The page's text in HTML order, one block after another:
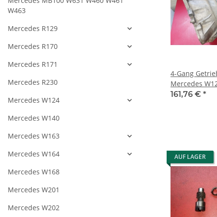
4-Gang
Mercedes
1232601301
161,76 € *
AUF LAGER
W463
Mercedes R129
Mercedes R170
Mercedes R171
Mercedes R230
Mercedes W124
Mercedes W140
Mercedes W163
Mercedes W164
Mercedes W168
Mercedes W201
Mercedes W202